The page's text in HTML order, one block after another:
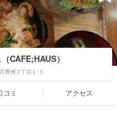
CAFE;HAUS）
豊洲２丁目１-９
コミ アクセス